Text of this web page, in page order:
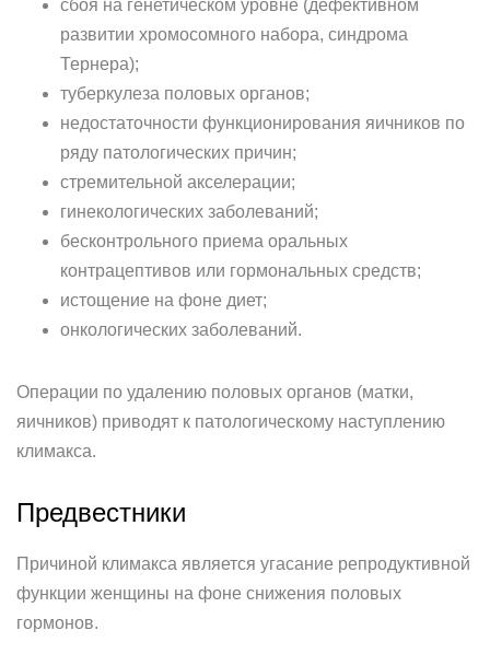
сбоя на генетическом уровне (дефективном
развитии хромосомного набора, синдрома
Тернера);
туберкулеза половых органов;
недостаточности функционирования яичников по
ряду патологических причин;
стремительной акселерации;
гинекологических заболеваний;
бесконтрольного приема оральных
контрацептивов или гормональных средств;
истощение на фоне диет;
онкологических заболеваний.
Операции по удалению половых органов (матки,
яичников) приводят к патологическому наступлению
климакса.
Предвестники
Причиной климакса является угасание репродуктивной
функции женщины на фоне снижения половых
гормонов.